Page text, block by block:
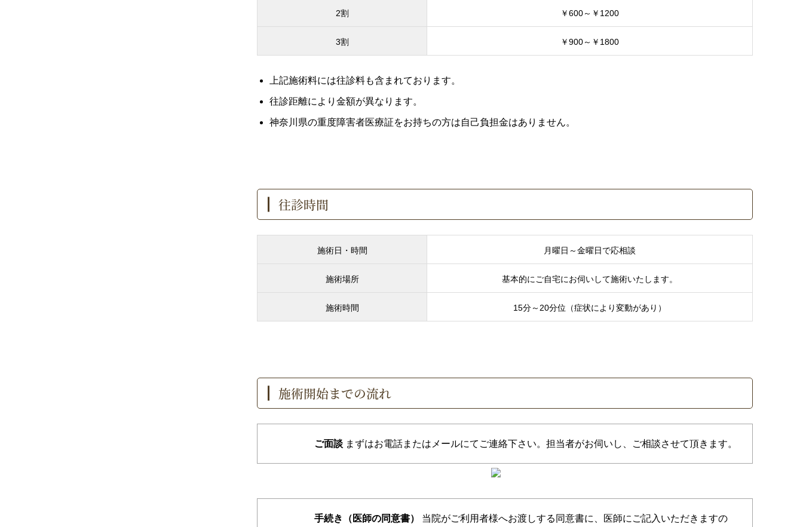
2割 ￥600～￥1200
3割 ￥900～￥1800
上記施術料には往診料も含まれております。
往診距離により金額が異なります。
神奈川県の重度障害者医療証をお持ちの方は自己負担金はありません。
往診時間
施術日・時間 月曜日～金曜日で応相談
施術場所 基本的にご自宅にお伺いして施術いたします。
施術時間 15分～20分位（症状により変動があり）
施術開始までの流れ
ご面談 まずはお電話またはメールにてご連絡下さい。担当者がお伺いし、ご相談させて頂きます。
手続き（医師の同意書）
当院がご利用者様へお渡しする同意書に、医師にご記入いただきますの